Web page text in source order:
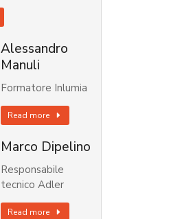
Alessandro
Manuli
Formatore Inlumia
Read more
Marco Dipelino
Responsabile
tecnico Adler
Read more